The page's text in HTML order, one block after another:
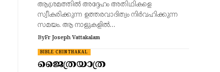
ആശ്രമത്തിൽ അദ്ദേഹം അതിഥികളെ
സ്വീകരിക്കുന്ന ഉത്തരവാദിത്വം നിർവഹിക്കുന്ന
സമയം. ആ നാളുകളിൽ…
ByFr Joseph Vattakalam
BIBLE CHINTHAKAL
ജൈത്രയാത്ര